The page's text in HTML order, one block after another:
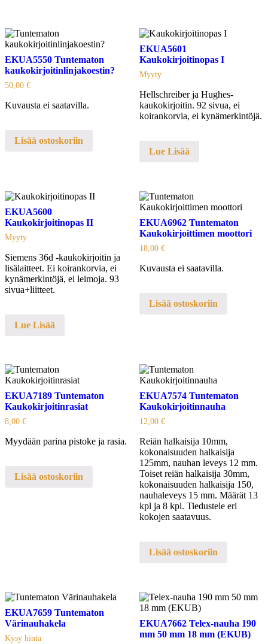
EKUA5550 Tuntematon
kaukokirjoitinlinjakoestin?
50,00 €
Kuvausta ei saatavilla.
Lisää ostoskoriin
EKUA5601
Kaukokirjoitinopas I
Myyty
Hellschreiber ja Hughes-
kaukokirjoitin. 92 sivua, ei
koirankorvia, ei kynämerkintöjä.
Lue Lisää
EKUA5600
Kaukokirjoitinopas II
Myyty
Siemens 36d -kaukokirjoitin ja
lisälaitteet. Ei koirankorvia, ei
kynämerkintöjä, ei leimoja. 93
sivua+liitteet.
Lue Lisää
EKUA6962 Tuntematon
Kaukokirjoittimen moottori
18,00 €
Kuvausta ei saatavilla.
Lisää ostoskoriin
EKUA7189 Tuntematon
Kaukokirjoitinrasiat
8,00 €
Myydään parina pistoke ja rasia.
Lisää ostoskoriin
EKUA7574 Tuntematon
Kaukokirjoitinnauha
12,00 €
Reiän halkaisija 10mm,
kokonaisuuden halkaisija
125mm, nauhan leveys 12 mm.
Toiset reiän halkaisija 30mm,
kokonaisuuden halkaisija 150,
nauhaleveys 15 mm. Määrät 13
kpl ja 8 kpl. Tiedustele eri
kokojen saatavuus.
Lisää ostoskoriin
EKUA7659 Tuntematon
Värinauhakela
Kysy hinta
EKUA7662 Telex-nauha 190
mm 50 mm 18 mm (EKUB)